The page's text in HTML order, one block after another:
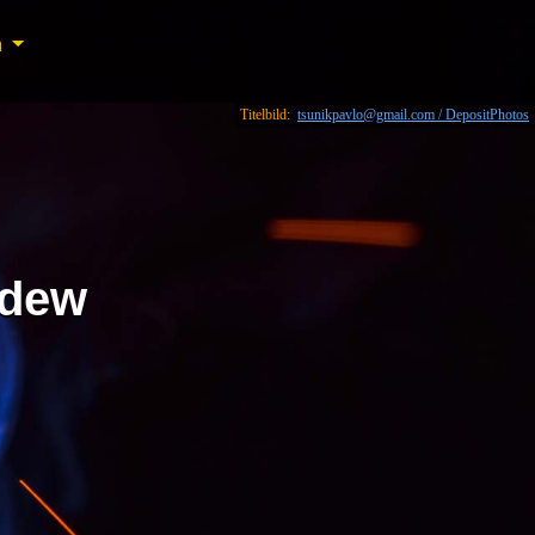
Titelbild: tsunikpavlo@gmail.com / DepositPhotos